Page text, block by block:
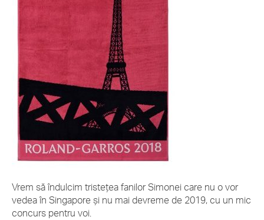
Vrem să îndulcim tristețea fanilor Simonei care nu o vor
vedea în Singapore și nu mai devreme de 2019, cu un mic
concurs pentru voi.